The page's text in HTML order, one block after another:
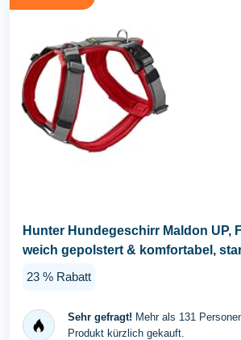
Hunter Hundegeschirr Maldon UP,
weich gepolstert & komfortabel,
reflektierend...
23 % Rabatt
Sehr gefragt! Mehr als 131
Produkt kürzlich gekauft.